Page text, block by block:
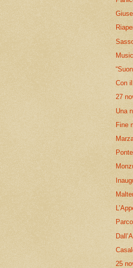
Con
27
Una
Fine
25